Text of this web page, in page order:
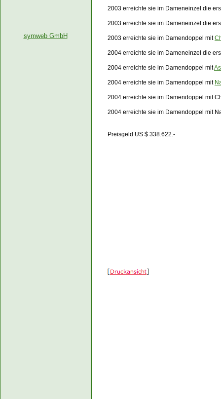
2003 erreichte sie im Dameneinzel die
2003 erreichte sie im Dameneinzel die
2003 erreichte sie im Damendoppel mit
2004 erreichte sie im Dameneinzel die
2004 erreichte sie im Damendoppel mit
2004 erreichte sie im Damendoppel mit
2004 erreichte sie im Damendoppel mit
2004 erreichte sie im Damendoppel mit
Preisgeld US $ 338.622.-
symweb GmbH